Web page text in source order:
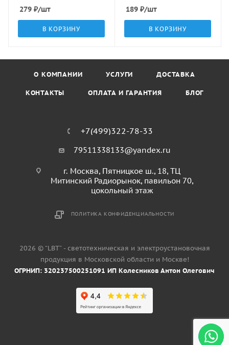
279 ₽/шт
В КОРЗИНУ
189 ₽/шт
В КОРЗИНУ
О КОМПАНИИ УСЛУГИ ДОСТАВКА
КОНТАКТЫ ОПЛАТА И ГАРАНТИЯ БЛОГ
+7(499)322-78-33
79511338133@yandex.ru
г. Москва, Пятницкое ш., 18, ТЦ
Митинский Радиорынок, павильон 70,
цокольный этаж
ПОЛИТИКА КОНФИДЕНЦИАЛЬНОСТИ
2026 © “LBT” - светотехническая и электроустановочная
продукция в Московской области и Москве!
ОГРНИП: 320237500251091 ИП Колесников Антон Олегович